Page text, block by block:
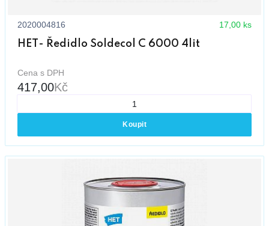
2020004816 17,00 ks
HET- Ředidlo Soldecol C 6000 4lit
Cena s DPH
417,00Kč
Koupit